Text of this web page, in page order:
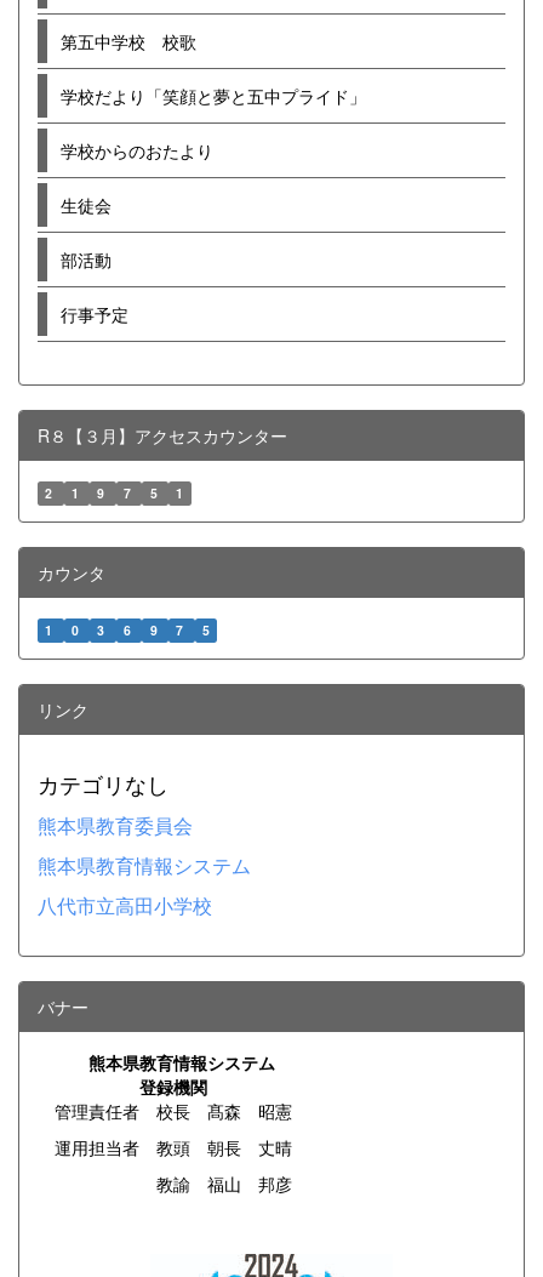
第五中学校 校歌
学校だより「笑顔と夢と五中プライド」
学校からのおたより
生徒会
部活動
行事予定
R８【３月】アクセスカウンター
2 1 9 7 5 1
カウンタ
1 0 3 6 9 7 5
リンク
カテゴリなし
熊本県教育委員会
熊本県教育情報システム
八代市立高田小学校
バナー
熊本県教育情報システム
登録機関
管理責任者 校長 髙森 昭憲
運用担当者 教頭 朝長 丈晴
教諭 福山 邦彦